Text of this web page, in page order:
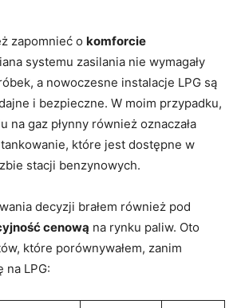
zapomnieć o komforcie
systemu zasilania nie ‌wymagały
a nowoczesne ⁤instalacje LPG są
i bezpieczne. W​ moim przypadku,
na gaz płynny również oznaczała
które jest dostępne w
stacji benzynowych.
decyzji brałem również pod
cenową na ‍rynku paliw. Oto
⁤które porównywałem, ‍zanim
na LPG: